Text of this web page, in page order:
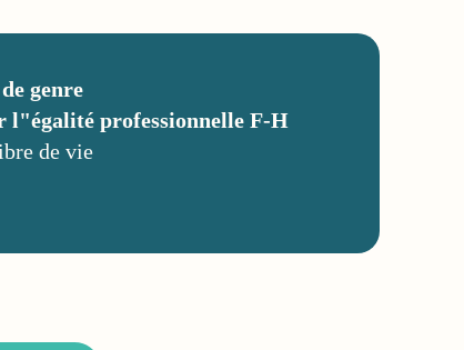
genre
l"égalité professionnelle F-H
de vie